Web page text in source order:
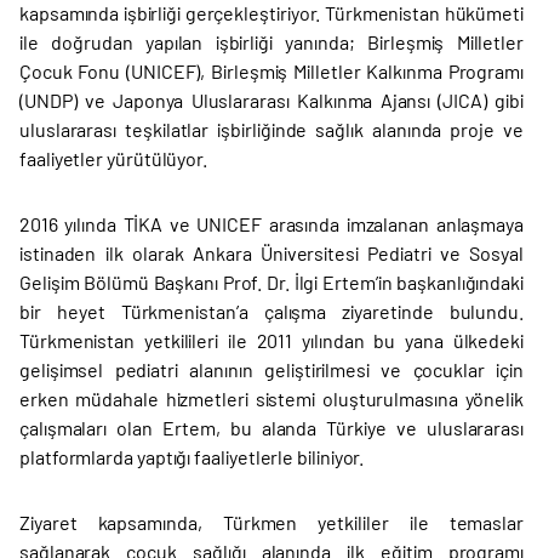
kapsamında işbirliği gerçekleştiriyor. Türkmenistan hükümeti
ile doğrudan yapılan işbirliği yanında; Birleşmiş Milletler
Çocuk Fonu (UNICEF), Birleşmiş Milletler Kalkınma Programı
(UNDP) ve Japonya Uluslararası Kalkınma Ajansı (JICA) gibi
uluslararası teşkilatlar işbirliğinde sağlık alanında proje ve
faaliyetler yürütülüyor.
2016 yılında TİKA ve UNICEF arasında imzalanan anlaşmaya
istinaden ilk olarak Ankara Üniversitesi Pediatri ve Sosyal
Gelişim Bölümü Başkanı Prof. Dr. İlgi Ertem’in başkanlığındaki
bir heyet Türkmenistan’a çalışma ziyaretinde bulundu.
Türkmenistan yetkilileri ile 2011 yılından bu yana ülkedeki
gelişimsel pediatri alanının geliştirilmesi ve çocuklar için
erken müdahale hizmetleri sistemi oluşturulmasına yönelik
çalışmaları olan Ertem, bu alanda Türkiye ve uluslararası
platformlarda yaptığı faaliyetlerle biliniyor.
Ziyaret kapsamında, Türkmen yetkililer ile temaslar
sağlanarak çocuk sağlığı alanında ilk eğitim programı